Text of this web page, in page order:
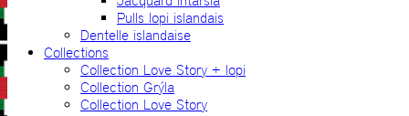
Pulls lopi islandais
Dentelle islandaise
Collections
Collection Love Story + lopi
Collection Grýla
Collection Love Story